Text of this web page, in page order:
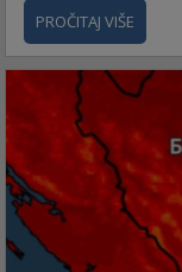
PROČITAJ VIŠE